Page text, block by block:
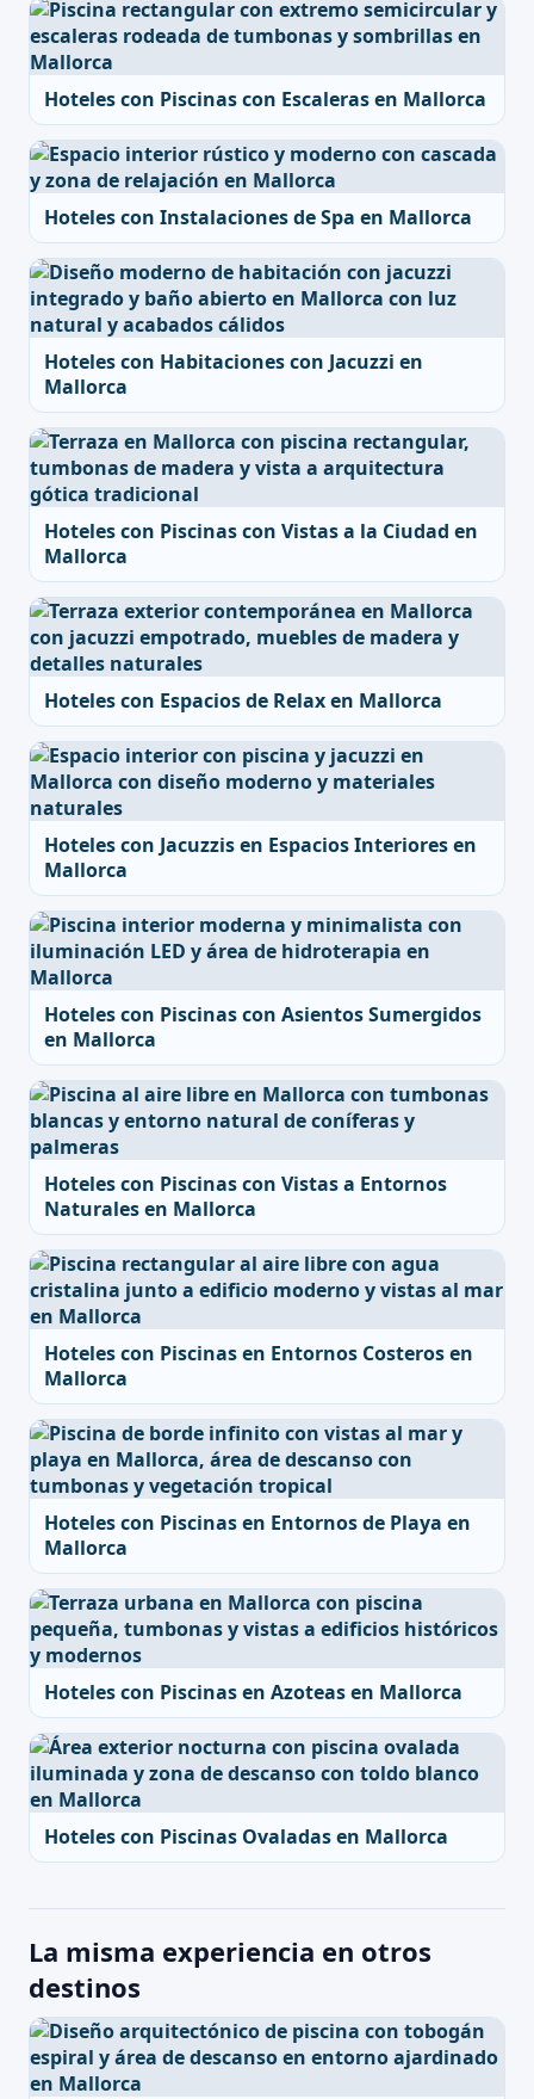
Hoteles con Piscinas con Escaleras en Mallorca
Hoteles con Instalaciones de Spa en Mallorca
Hoteles con Habitaciones con Jacuzzi en
Mallorca
Hoteles con Piscinas con Vistas a la Ciudad en
Mallorca
Hoteles con Espacios de Relax en Mallorca
Hoteles con Jacuzzis en Espacios Interiores en
Mallorca
Hoteles con Piscinas con Asientos Sumergidos
en Mallorca
Hoteles con Piscinas con Vistas a Entornos
Naturales en Mallorca
Hoteles con Piscinas en Entornos Costeros en
Mallorca
Hoteles con Piscinas en Entornos de Playa en
Mallorca
Hoteles con Piscinas en Azoteas en Mallorca
Hoteles con Piscinas Ovaladas en Mallorca
La misma experiencia en otros
destinos